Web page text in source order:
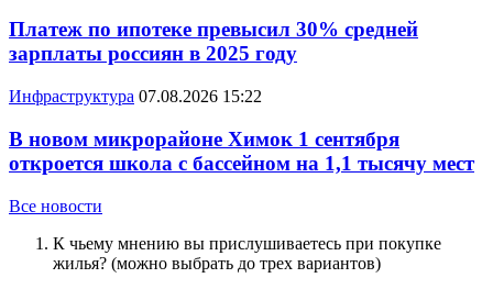
Платеж по ипотеке превысил 30% средней
зарплаты россиян в 2025 году
Инфраструктура 07.08.2026 15:22
В новом микрорайоне Химок 1 сентября
откроется школа с бассейном на 1,1 тысячу мест
Все новости
К чьему мнению вы прислушиваетесь при покупке
жилья? (можно выбрать до трех вариантов)